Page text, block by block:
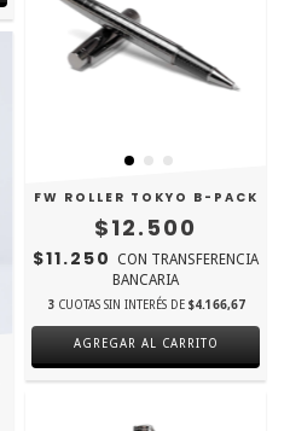
FW ROLLER TOKYO B-PACK
$12.500
$11.250 CON TRANSFERENCIA
BANCARIA
3 CUOTAS SIN INTERÉS DE $4.166,67